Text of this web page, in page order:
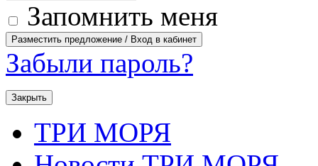
Запомнить меня
Забыли пароль?
Закрыть
ТРИ МОРЯ